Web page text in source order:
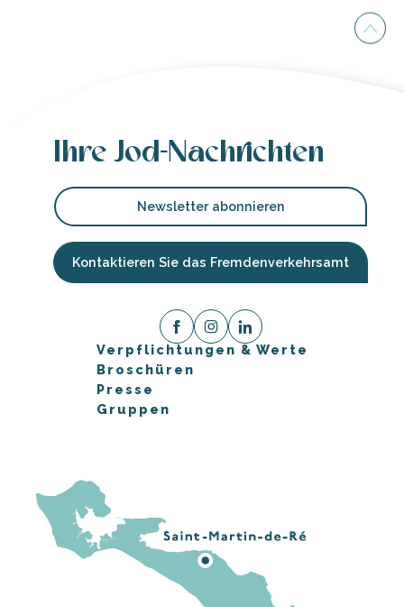
Ihre Jod-Nachrichten
Newsletter abonnieren
Kontaktieren Sie das Fremdenverkehrsamt
Verpflichtungen & Werte
Broschüren
Presse
Gruppen